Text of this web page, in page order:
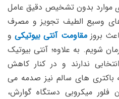
موارد بدون تشخیص دقیق عامل
های وسیع الطیف تجویز و مصرف
بروزمقاومت آنتی بیوتیکیو
شویم. به علاوه؛ آنتی بیوتیک
ندارند و در کنار کاهش
باکتری های سالم نیز صدمه می
میکروبی دستگاه گوارش،